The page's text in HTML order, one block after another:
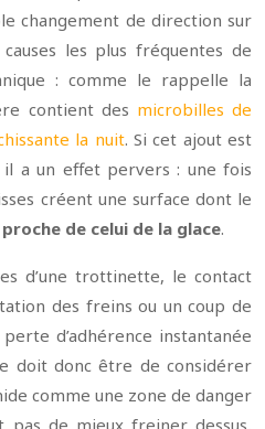
changement de direction sur
les plus fréquentes de
: comme le rappelle la
contient des microbilles de
la nuit. Si cet ajout est
a un effet pervers : une fois
créent une surface dont le
de celui de la glace.
d’une trottinette, le contact
des freins ou un coup de
d’adhérence instantanée
doit donc être de considérer
comme une zone de danger